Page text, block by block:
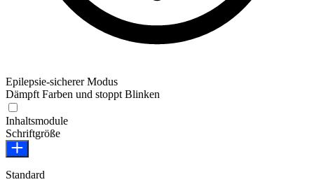
Epilepsie-sicherer Modus
Dämpft Farben und stoppt Blinken
Inhaltsmodule
Schriftgröße
Standard